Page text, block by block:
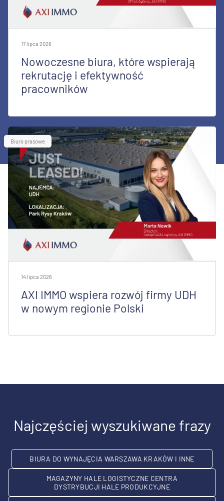
17 lipca 2026
Nowoczesne biura, które wspierają
rekrutację i efektywność
pracowników
Biuro prasowe
14 lipca 2026
AXI IMMO wspiera rozwój firmy UDH
w nowym regionie Polski
Najczęściej wyszukiwane frazy
BIURA DO WYNAJĘCIA WARSZAWA KRAKÓW I INNE
MAGAZYNY HALE LOGISTYCZNE CENTRA
DYSTRYBUCJI HALE PRODUKCYJNE